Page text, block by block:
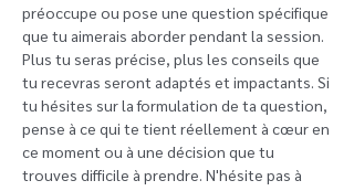
préoccupe ou pose une question spécifique
que tu aimerais aborder pendant la session.
Plus tu seras précise, plus les conseils que
tu recevras seront adaptés et impactants. Si
tu hésites sur la formulation de ta question,
pense à ce qui te tient réellement à cœur en
ce moment ou à une décision que tu
trouves difficile à prendre. N'hésite pas à